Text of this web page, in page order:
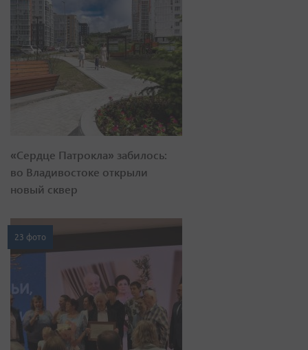
«Сердце Патрокла» забилось:
во Владивостоке открыли
новый сквер
23 фото